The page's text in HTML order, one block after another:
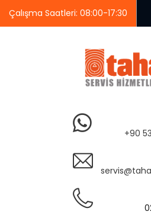
Çalışma Saatleri: 08:00-17:30
+90